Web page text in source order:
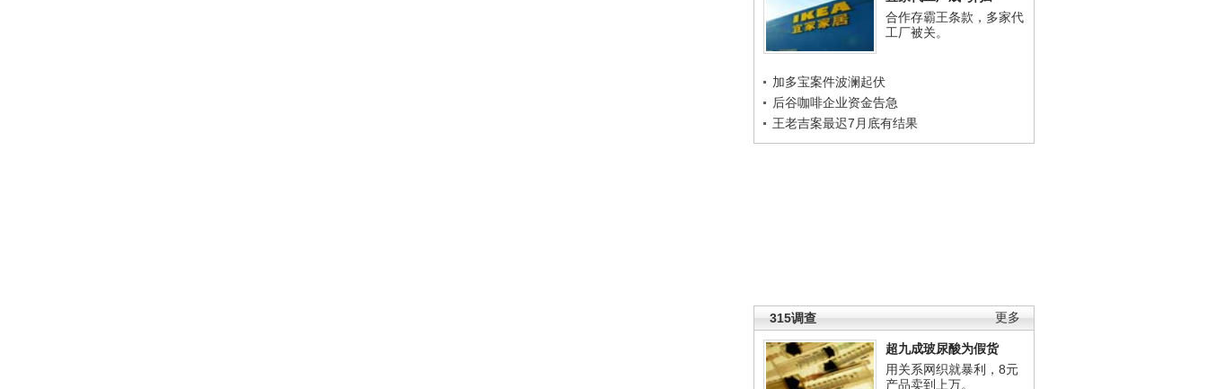
合作存霸王条款，多家代
工厂被关。
加多宝案件波澜起伏
后谷咖啡企业资金告急
王老吉案最迟7月底有结果
更多
315调查
超九成玻尿酸为假货
用关系网织就暴利，8元
产品卖到上万。